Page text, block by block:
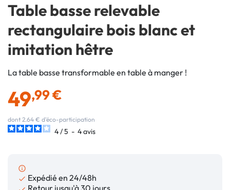
Table basse relevable
rectangulaire bois blanc et
imitation hêtre
La table basse transformable en table à manger !
49,99 €
dont 2.64 € d'éco-participation
4/5 - 4avis
info_outline
 Expédié en 24/48h